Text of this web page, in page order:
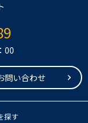
00
問い合わせ
探す